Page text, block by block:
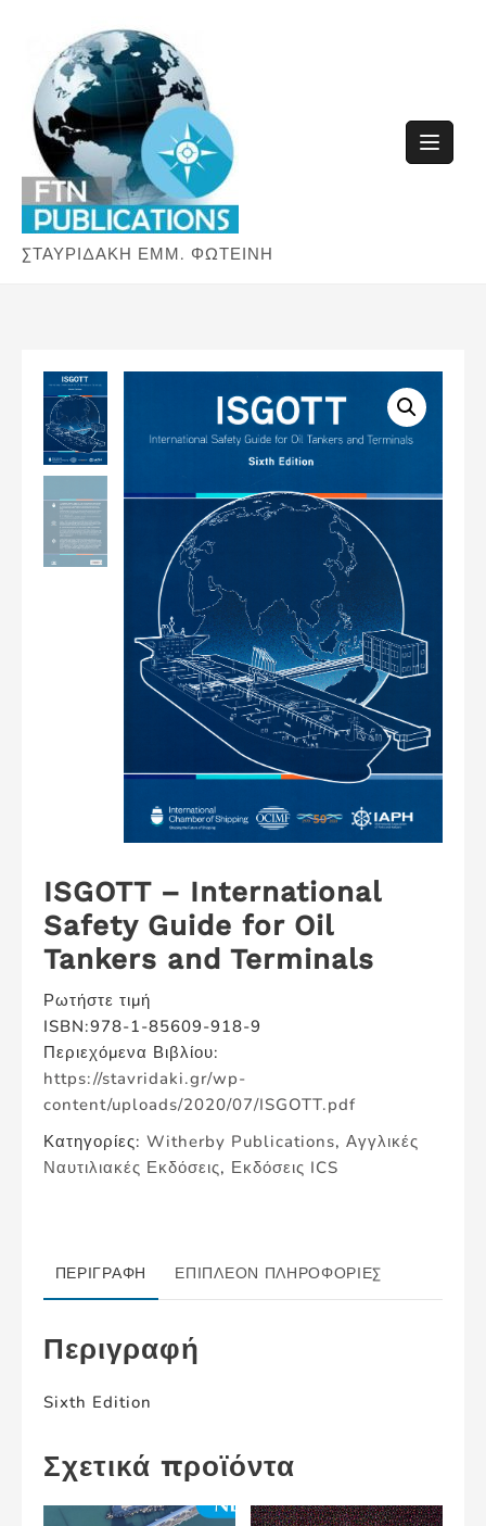
content
ΣΤΑΥΡΙΔΑΚΗ ΕΜΜ. ΦΩΤΕΙΝΗ
ISGOTT – International
Safety Guide for Oil
Tankers and Terminals
Ρωτήστε τιμή
ISBN:978-1-85609-918-9
Περιεχόμενα Βιβλίου:
https://stavridaki.gr/wp-
content/uploads/2020/07/ISGOTT.pdf
Κατηγορίες: Witherby Publications, Αγγλικές
Ναυτιλιακές Εκδόσεις, Εκδόσεις ICS
ΠΕΡΙΓΡΑΦΉ ΕΠΙΠΛΈΟΝ ΠΛΗΡΟΦΟΡΊΕΣ
Περιγραφή
Sixth Edition
Σχετικά προϊόντα